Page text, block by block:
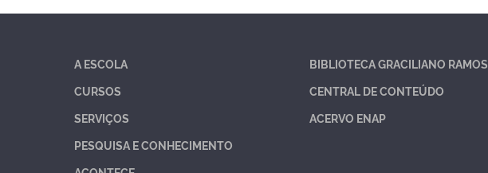
A ESCOLA
CURSOS
SERVIÇOS
PESQUISA E CONHECIMENTO
BIBLIOTECA GRACILIANO RAMOS
CENTRAL DE CONTEÚDO
ACERVO ENAP